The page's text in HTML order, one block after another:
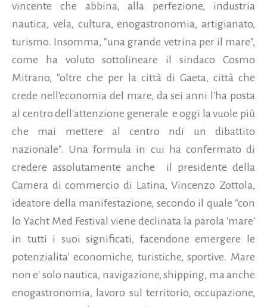
vincente che abbina, alla perfezione, industria
nautica, vela, cultura, enogastronomia, artigianato,
turismo. Insomma, "una grande vetrina per il mare",
come ha voluto sottolineare il sindaco Cosmo
Mitrano, "oltre che per la città di Gaeta, città che
crede nell'economia del mare, da sei anni l'ha posta
al centro dell'attenzione generale e oggi la vuole più
che mai mettere al centro ndi un dibattito
nazionale". Una formula in cui ha confermato di
credere assolutamente anche il presidente della
Camera di commercio di Latina, Vincenzo Zottola,
ideatore della manifestazione, secondo il quale "con
lo Yacht Med Festival viene declinata la parola 'mare'
in tutti i suoi significati, facendone emergere le
potenzialita' economiche, turistiche, sportive. Mare
non e' solo nautica, navigazione, shipping, ma anche
enogastronomia, lavoro sul territorio, occupazione,